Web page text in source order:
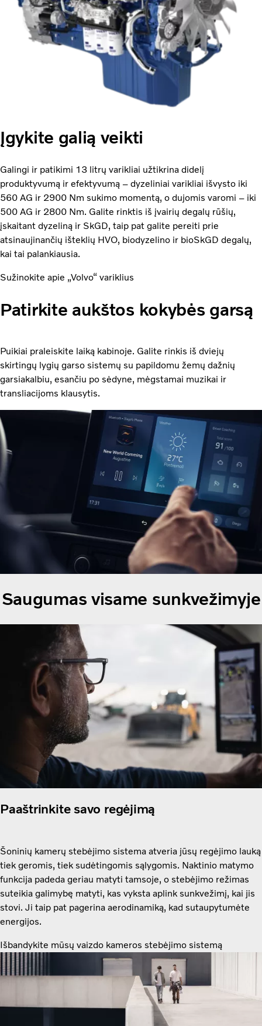
Įgykite galią veikti
Galingi ir patikimi 13 litrų varikliai užtikrina didelį
produktyvumą ir efektyvumą – dyzeliniai varikliai išvysto iki
560 AG ir 2900 Nm sukimo momentą, o dujomis varomi – iki
500 AG ir 2800 Nm. Galite rinktis iš įvairių degalų rūšių,
įskaitant dyzeliną ir SkGD, taip pat galite pereiti prie
atsinaujinančių išteklių HVO, biodyzelino ir bioSkGD degalų,
kai tai palankiausia.
Sužinokite apie „Volvo“ variklius
Patirkite aukštos kokybės garsą
Puikiai praleiskite laiką kabinoje. Galite rinkis iš dviejų
skirtingų lygių garso sistemų su papildomu žemų dažnių
garsiakalbiu, esančiu po sėdyne, mėgstamai muzikai ir
transliacijoms klausytis.
Saugumas visame sunkvežimyje
Paaštrinkite savo regėjimą
Šoninių kamerų stebėjimo sistema atveria jūsų regėjimo lauką
tiek geromis, tiek sudėtingomis sąlygomis. Naktinio matymo
funkcija padeda geriau matyti tamsoje, o stebėjimo režimas
suteikia galimybę matyti, kas vyksta aplink sunkvežimį, kai jis
stovi. Ji taip pat pagerina aerodinamiką, kad sutaupytumėte
energijos.
Išbandykite mūsų vaizdo kameros stebėjimo sistemą